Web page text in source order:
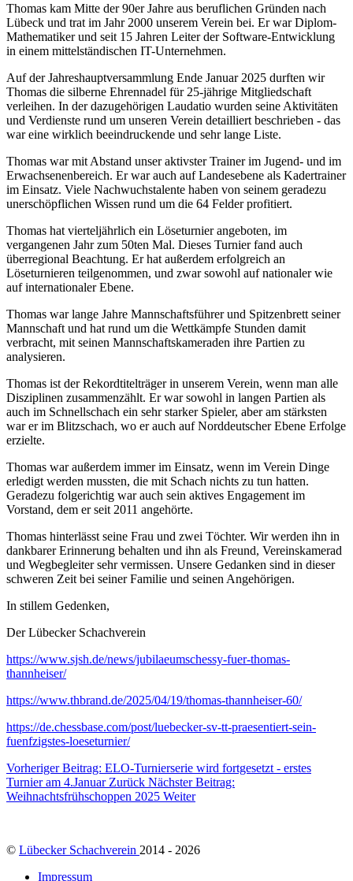
Thomas kam Mitte der 90er Jahre aus beruflichen Gründen nach
Lübeck und trat im Jahr 2000 unserem Verein bei. Er war Diplom-
Mathematiker und seit 15 Jahren Leiter der Software-Entwicklung
in einem mittelständischen IT-Unternehmen.
Auf der Jahreshauptversammlung Ende Januar 2025 durften wir
Thomas die silberne Ehrennadel für 25-jährige Mitgliedschaft
verleihen. In der dazugehörigen Laudatio wurden seine Aktivitäten
und Verdienste rund um unseren Verein detailliert beschrieben - das
war eine wirklich beeindruckende und sehr lange Liste.
Thomas war mit Abstand unser aktivster Trainer im Jugend- und im
Erwachsenenbereich. Er war auch auf Landesebene als Kadertrainer
im Einsatz. Viele Nachwuchstalente haben von seinem geradezu
unerschöpflichen Wissen rund um die 64 Felder profitiert.
Thomas hat vierteljährlich ein Löseturnier angeboten, im
vergangenen Jahr zum 50ten Mal. Dieses Turnier fand auch
überregional Beachtung. Er hat außerdem erfolgreich an
Löseturnieren teilgenommen, und zwar sowohl auf nationaler wie
auf internationaler Ebene.
Thomas war lange Jahre Mannschaftsführer und Spitzenbrett seiner
Mannschaft und hat rund um die Wettkämpfe Stunden damit
verbracht, mit seinen Mannschaftskameraden ihre Partien zu
analysieren.
Thomas ist der Rekordtitelträger in unserem Verein, wenn man alle
Disziplinen zusammenzählt. Er war sowohl in langen Partien als
auch im Schnellschach ein sehr starker Spieler, aber am stärksten
war er im Blitzschach, wo er auch auf Norddeutscher Ebene Erfolge
erzielte.
Thomas war außerdem immer im Einsatz, wenn im Verein Dinge
erledigt werden mussten, die mit Schach nichts zu tun hatten.
Geradezu folgerichtig war auch sein aktives Engagement im
Vorstand, dem er seit 2011 angehörte.
Thomas hinterlässt seine Frau und zwei Töchter. Wir werden ihn in
dankbarer Erinnerung behalten und ihn als Freund, Vereinskamerad
und Wegbegleiter sehr vermissen. Unsere Gedanken sind in dieser
schweren Zeit bei seiner Familie und seinen Angehörigen.
In stillem Gedenken,
Der Lübecker Schachverein
https://www.sjsh.de/news/jubilaeumschessy-fuer-thomas-
thannheiser/
https://www.thbrand.de/2025/04/19/thomas-thannheiser-60/
https://de.chessbase.com/post/luebecker-sv-tt-praesentiert-sein-
fuenfzigstes-loeseturnier/
Vorheriger Beitrag: ELO-Turnierserie wird fortgesetzt - erstes
Turnier am 4.Januar Zurück Nächster Beitrag:
Weihnachtsfrühschoppen 2025 Weiter
© Lübecker Schachverein 2014 - 2026
Impressum